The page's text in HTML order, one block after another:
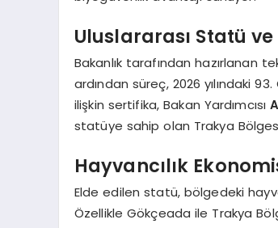
Uluslararası Statü
Bakanlık tarafından hazırlanan
ardından süreç, 2026 yılındaki
ilişkin sertifika, Bakan Yardımcısı
statüye sahip olan Trakya
Hayvancılık
Elde edilen statü, bölgedeki
Özellikle Gökçeada ile Trakya